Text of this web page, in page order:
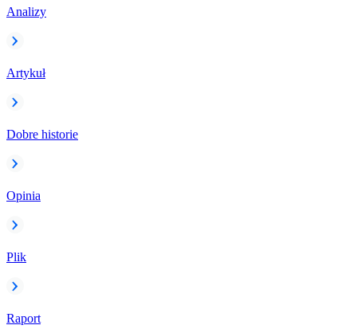
Analizy
Artykuł
Dobre historie
Opinia
Plik
Raport